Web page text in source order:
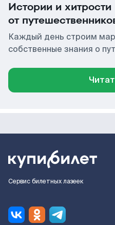
Истории и хитрости
от
Каждый день строим
собственные знания о
Сервис билетных лазеек